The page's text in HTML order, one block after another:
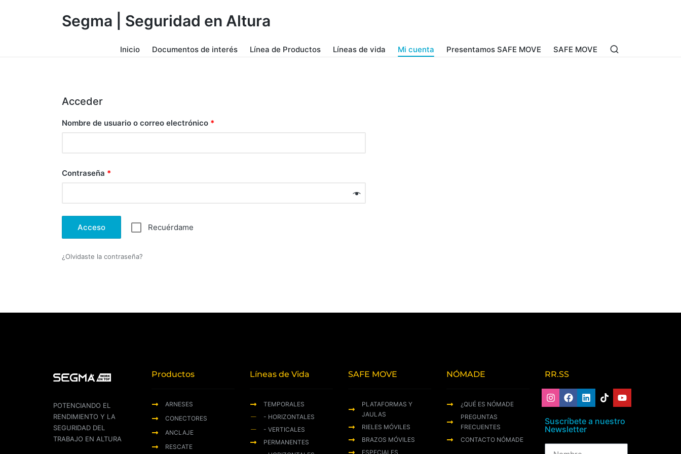
Segma | Seguridad en Altura
Inicio Documentos de interés Línea de Productos Líneas de vida Mi cuenta Presentamos SAFE MOVE SAFE MOVE
Acceder
Nombre de usuario o correo electrónico *
Contraseña *
Recuérdame
Acceso
¿Olvidaste la contraseña?
POTENCIANDO EL
RENDIMIENTO Y LA
SEGURIDAD DEL
TRABAJO EN ALTURA
Productos
ARNESES
CONECTORES
ANCLAJE
RESCATE
Líneas de Vida
TEMPORALES
- HORIZONTALES
- VERTICALES
PERMANENTES
SAFE MOVE
PLATAFORMAS Y
JAULAS
RIELES MÓVILES
BRAZOS MÓVILES
ESPECIALES
NÓMADE
¿QUÉ ES NÓMADE
PREGUNTAS
FRECUENTES
CONTACTO NÓMADE
RR.SS
Suscríbete a nuestro
Newsletter